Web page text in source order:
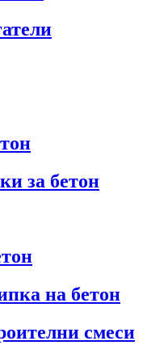
за бетон
на бетон
смеси